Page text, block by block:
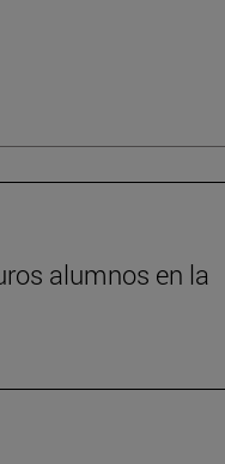
alumnos en la